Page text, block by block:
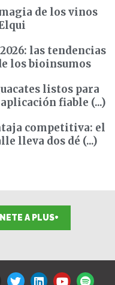
de los vinos
las tendencias
los bioinsumos
listos para
fiable (...)
competitiva: el
lleva dos dé (...)
A PLUS+
w
i
o
p